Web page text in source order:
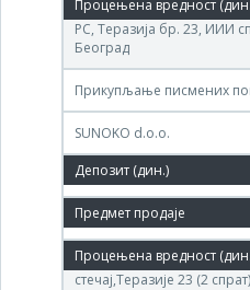
(ДИМИТРИЈЕ ТУЦОВИЋ)
РС, Теразија бр. 23, ИИИ
Београд
Прикупљање писмених
SUNOKO d.o.o.
9,883,800 РСД
25. мар.'09.
Агенција за
стечај,Теразије 23 (2 спрат)